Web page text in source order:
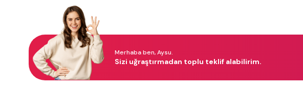
Merhaba ben, Aysu.
Sizi uğraştırmadan toplu teklif alabilirim.